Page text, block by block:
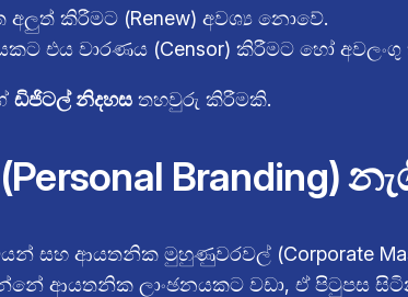
අලුත් කිරීමට (Renew) අවශ්‍ය නොවේ.
එය වාරණය (Censor) කිරීමට හෝ
ඩිජිටල් නිදහස තහවුරු කිරීමකි.
Branding)
සහ ආයතනික මුහුණුවරවල් (Corporate
ආයතනික ලාංඡනයකට වඩා, ඒ පිටුපස